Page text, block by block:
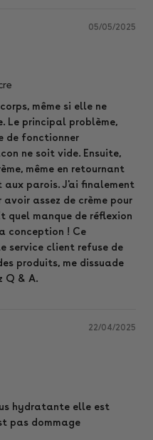
05/05/2025
même si elle ne
Le principal problème,
de fonctionner
ne soit vide. Ensuite,
même en retournant
parois. J'ai finalement
assez de crème pour
quel manque de réflexion
conception ! Ce
service client refuse de
produits, me dissuade
Q & A.
22/04/2025
hydratante elle est
pas dommage